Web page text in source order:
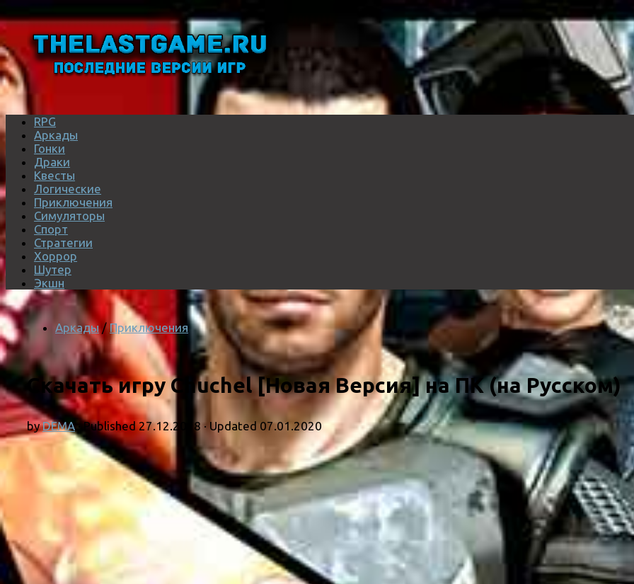
RPG
Аркады
Гонки
Драки
Квесты
Логические
Приключения
Симуляторы
Спорт
Стратегии
Хоррор
Шутер
Экшн
Аркады / Приключения
Скачать игру Chuchel [Новая Версия] на ПК (на Русском)
byDEMA · Published27.12.2018 · Updated 07.01.2020